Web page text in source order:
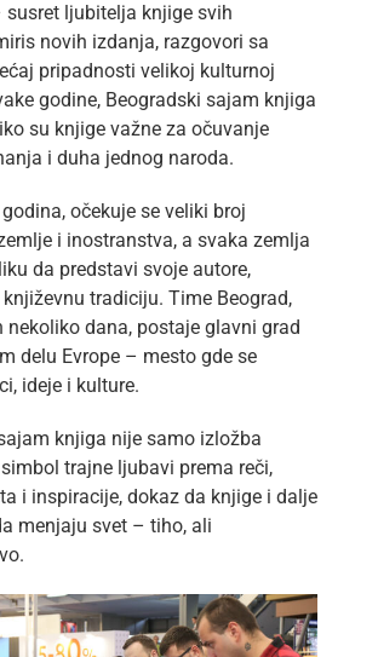
ljubitelja knjige svih
novih izdanja, razgovori sa
pripadnosti velikoj kulturnoj
godine, Beogradski sajam knjiga
su knjige važne za očuvanje
i duha jednog naroda.
očekuje se veliki broj
i inostranstva, a svaka zemlja
da predstavi svoje autore,
tradiciju. Time Beograd,
nekoliko dana, postaje glavni grad
delu Evrope – mesto gde se
ideje i kulture.
knjiga nije samo izložba
trajne ljubavi prema reči,
i inspiracije, dokaz da knjige i dalje
menjaju svet – tiho, ali